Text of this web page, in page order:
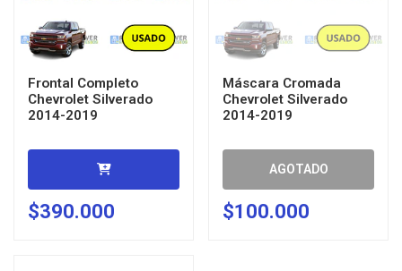
Frontal Completo
Chevrolet Silverado
2014-2019
$390.000
Máscara Cromada
Chevrolet Silverado
2014-2019
AGOTADO
$100.000